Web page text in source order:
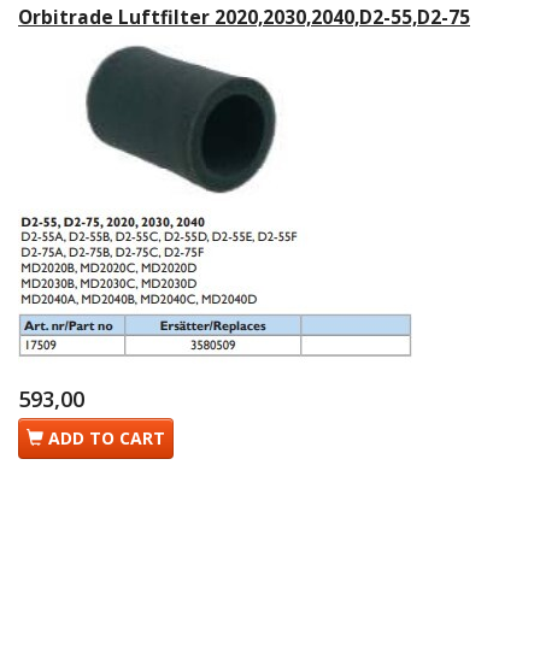
Orbitrade Luftfilter 2020,2030,2040,D2-55,D2-75
593,00
ADD TO CART